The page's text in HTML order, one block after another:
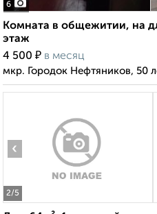
6
Комната в общежитии, на
этаж
4 500 ₽ в месяц
мкр. Городок Нефтяников, 50
2/5
‹